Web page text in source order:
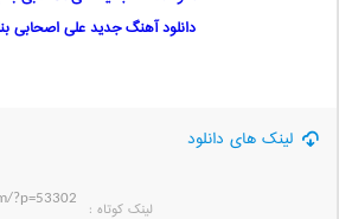
دانلود آهنگ جدید علی اصحابی
لینک های دانلود
لینک کوتاه‌ :